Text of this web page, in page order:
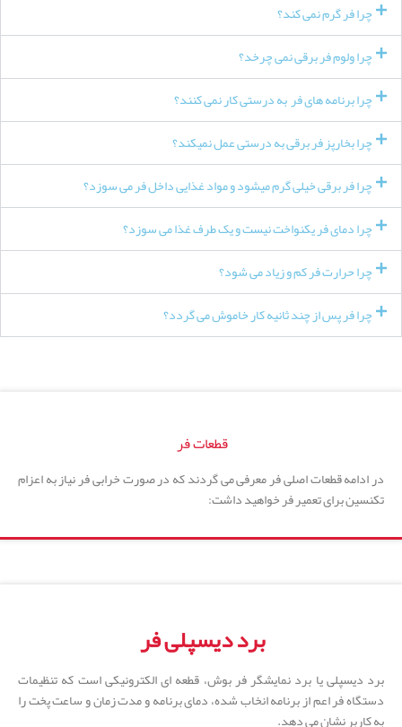
چرا فر گرم نمی کند؟
چرا ولوم فر برقی نمی چرخد؟
چرا برنامه های فر به درستی کار نمی کنند؟
چرا بخارپز فر برقی به درستی عمل نمیکند؟
چرا فر برقی خیلی گرم میشود و مواد غذایی داخل فر می سوزد؟
چرا دمای فر یکنواخت نیست و یک طرف غذا می سوزد؟
چرا حرارت فر کم و زیاد می شود؟
چرا فر پس از چند ثانیه کار خاموش می گردد؟
قطعات فر
در ادامه قطعات اصلی فر معرفی می گردند که در صورت خرابی فر نیاز به اعزام
تکنسین برای تعمیر فر خواهید داشت:
برد دیسپلی فر
برد دیسپلی یا برد نمایشگر فر بوش، قطعه ای الکترونیکی است که تنظیمات
دستگاه فر اعم از برنامه انخاب شده، دمای برنامه و مدت زمان و ساعت پخت را
به کاربر نشان می دهد.